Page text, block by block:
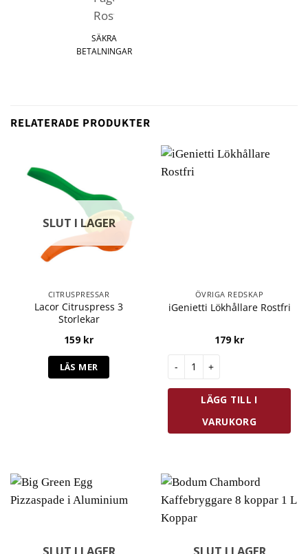
SÄKRA
BETALNINGAR
RELATERADE PRODUKTER
SLUT I LAGER
CITRUSPRESSAR
Lacor Citruspress 3
Storlekar
159 kr
LÄS MER
ÖVRIGA REDSKAP
iGenietti Lökhållare Rostfri
179 kr
iGenietti Lökhållare Rostfri
LÄGG TILL I
VARUKORG